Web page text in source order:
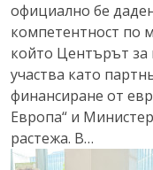
официално бе
компетентност по
който Центърът
участва като
финансиране от
Европа“ и
растежа. В…